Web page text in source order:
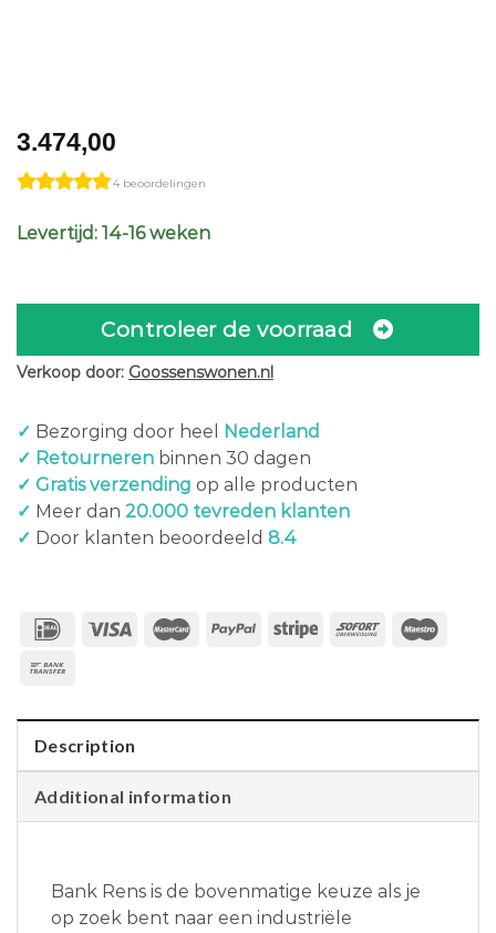
3.474,00
4 beoordelingen
Levertijd: 14-16 weken
Controleer de voorraad
Verkoop door: Goossenswonen.nl
✓ Bezorging door heel
Nederland
✓ Retourneren binnen 30 dagen
✓ Gratis verzending op alle producten
✓ Meer dan 20.000 tevreden klanten
✓ Door klanten beoordeeld 8.4
Description
Additional information
Bank Rens is de bovenmatige keuze als je
op zoek bent naar een industriële